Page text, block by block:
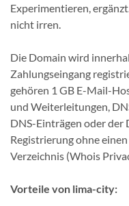
Experimentieren,
nicht irren.
Die Domain wird
Zahlungseingang
gehören 1 GB E-Mail-
und Weiterleitungen,
DNS-Einträgen oder der
Registrierung ohne
Verzeichnis (Whois
Vorteile von lima-city: